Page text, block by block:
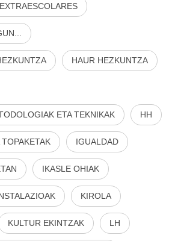
EXTRAESCOLARES
HAUR HEZKUNTZA
ETA TEKNIKAK HH
IGUALDAD
IKASLE OHIAK
KIROLA
KULTUR EKINTZAK LH